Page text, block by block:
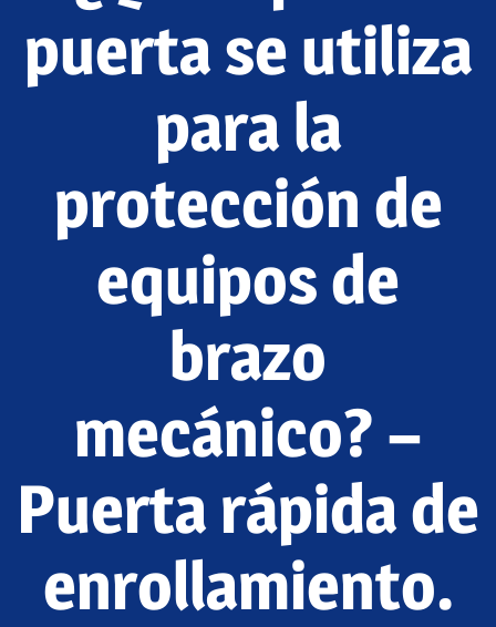
puerta se utiliza
para la
protección de
equipos de
brazo
mecánico? –
Puerta rápida de
enrollamiento.